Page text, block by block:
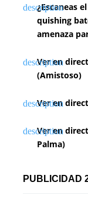
¿Escaneas
quishing
amenaza
Ver en
(Amistoso)
Ver en
Ver en
Palma)
PUBLICIDAD